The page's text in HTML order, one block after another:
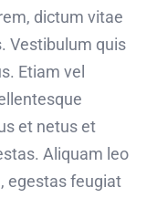
dictum vitae
Vestibulum quis
Etiam vel
et netus et
Aliquam leo
egestas feugiat